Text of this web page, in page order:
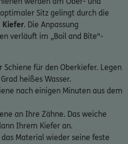
Sitz gelingt durch die
Kiefer. Die Anpassung
verläuft im „Boil and Bite“-
Schiene für den Oberkiefer. Legen
heißes Wasser.
nach einigen Minuten aus dem
an Ihre Zähne. Das weiche
Ihrem Kiefer an.
Material wieder seine feste